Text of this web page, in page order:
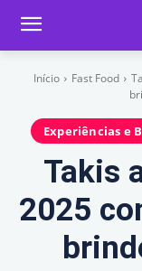
Início Fast Food
Experiências e
Takis
2025